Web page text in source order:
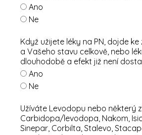
Ano
Ne
Když užijete léky na PN, dojde
a Vašeho stavu celkově, nebo
dlouhodobě a efekt již není
Ano
Ne
Užíváte Levodopu nebo některý
Carbidopa/levodopa, Nakom,
Sinepar, Corbilta, Stalevo,